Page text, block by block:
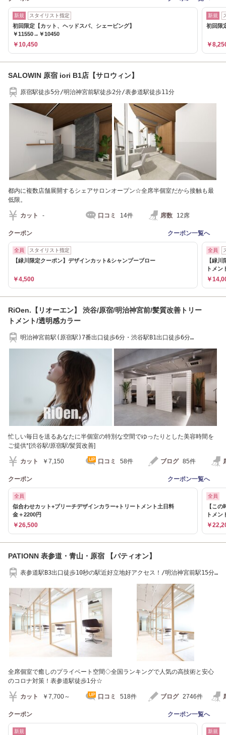
新規 スタイリスト指定
初回限定【カット、ヘッドスパ、シェービング】
￥11550→￥10450
￥10,450
新規
初回限
￥
SALOWIN 原宿 iori B1店【サロウィン】
原宿駅徒歩5分/明治神宮前駅徒歩2分/表参道駅徒歩11分
都内に複数店舗展開するシェアサロンオープン☆全席半個室だから接触も最
低限。
カット - 口コミ 14件 席数 12席
クーポン クーポン一覧へ
全員 スタイリスト指定
【緑川限定クーポン】デザインカット&シャンプーブロー
￥4,500
全員
【緑
トメン
￥
RiOen.【リオーエン】 渋谷/原宿/明治神宮前/髪質改善トリー
トメント/透明感カラー
明治神宮前駅(原宿駅)7番出口徒歩6分・渋谷駅B1出口徒歩6分
忙しい毎日を送るあなたに半個室の特別な空間でゆったりとした美容時間を
ご提供*[渋谷駅/原宿駅/髪質改善]
カット ￥7,150 口コミ 58件 ブログ 85件
クーポン クーポン一覧へ
全員
似合わせカット+ブリーチデザインカラー+トリートメント土日料
金＋2200円
￥26,500
全員
【こ
トメン
￥
PATIONN 表参道・青山・原宿 【パティオン】
表参道駅B3出口徒歩10秒の駅近好立地好アクセス！/明治神宮前駅15分/
全席個室で癒しのプライベート空間◇全国ランキングで人気の高技術と安心
のコロナ対策！表参道駅徒歩1分☆
カット ￥7,700～ 口コミ 518件 ブログ 2746件
クーポン クーポン一覧へ
新規 新規